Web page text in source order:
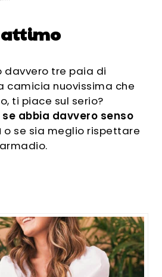
attimo
davvero tre paia di
camicia nuovissima che
ti piace sul serio?
abbia davvero senso
o se sia meglio rispettare